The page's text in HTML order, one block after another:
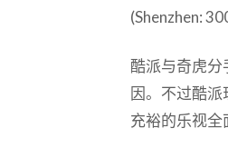
(Shenzhen:
酷派与奇虎分
因。不过酷
充裕的乐视全